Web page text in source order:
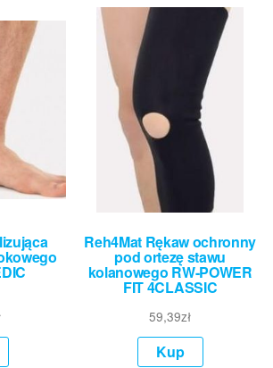
Reh4Mat Rękaw ochronny
pod ortezę stawu
kolanowego RW-POWER
FIT 4CLASSIC
59,39zł
Kup